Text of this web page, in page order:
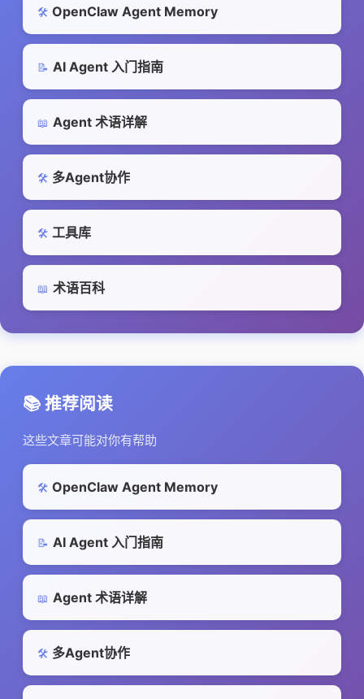
🛠️ OpenClaw Agent Memory
📝 AI Agent 入门指南
📖 Agent 术语详解
🛠️ 多Agent协作
🛠️ 工具库
📖 术语百科
📚 推荐阅读
这些文章可能对你有帮助
🛠️ OpenClaw Agent Memory
📝 AI Agent 入门指南
📖 Agent 术语详解
🛠️ 多Agent协作